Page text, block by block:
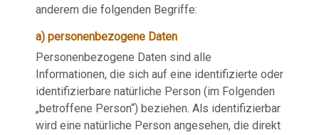
anderem die folgenden Begriffe:
a) personenbezogene Daten
Personenbezogene Daten sind alle
Informationen, die sich auf eine identifizierte oder
identifizierbare natürliche Person (im Folgenden
„betroffene Person“) beziehen. Als identifizierbar
wird eine natürliche Person angesehen, die direkt